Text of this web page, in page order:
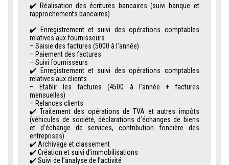
✔️ Réalisation des écritures bancaires (suivi banque et
rapprochements bancaires)
✔️
Enregistrement et suivi des opérations comptables
relatives aux fournisseurs
– Saisie des factures (5000 à l’année)
– Paiement des factures
–Suivi fournisseurs
✔️
Enregistrement et suivi des opérations comptables
relatives aux clients
– Etablir les factures (4500 à l’année + factures
mensuelles)
– Relances clients
✔️ Traitement des opérations de TVA et autres impôts
(véhicules de société, déclarations d’échanges de biens
et d’échange de services, contribution foncière des
entreprises)
✔️ Archivage et classement
✔️Création et suivi d’immobilisations
✔️Suivi de l’analyse de l’activité